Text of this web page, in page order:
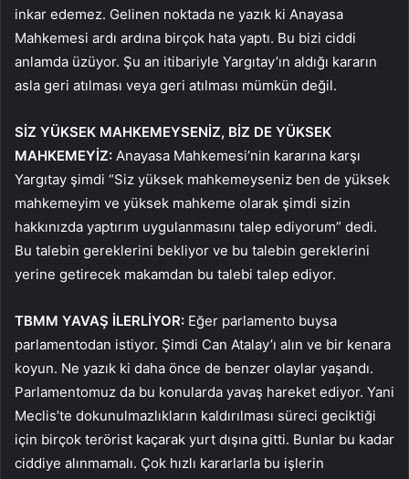
inkar edemez. Gelinen noktada ne yazık ki Anayasa
Mahkemesi ardı ardına birçok hata yaptı. Bu bizi ciddi
anlamda üzüyor. Şu an itibariyle Yargıtay’ın aldığı kararın
asla geri atılması veya geri atılması mümkün değil.
SİZ YÜKSEK MAHKEMEYSENİZ, BİZ DE YÜKSEK
MAHKEMEYİZ: Anayasa Mahkemesi’nin kararına karşı
Yargıtay şimdi “Siz yüksek mahkemeyseniz ben de yüksek
mahkemeyim ve yüksek mahkeme olarak şimdi sizin
hakkınızda yaptırım uygulanmasını talep ediyorum” dedi.
Bu talebin gereklerini bekliyor ve bu talebin gereklerini
yerine getirecek makamdan bu talebi talep ediyor.
TBMM YAVAŞ İLERLİYOR: Eğer parlamento buysa
parlamentodan istiyor. Şimdi Can Atalay’ı alın ve bir kenara
koyun. Ne yazık ki daha önce de benzer olaylar yaşandı.
Parlamentomuz da bu konularda yavaş hareket ediyor. Yani
Meclis’te dokunulmazlıkların kaldırılması süreci geciktiği
için birçok terörist kaçarak yurt dışına gitti. Bunlar bu kadar
ciddiye alınmamalı. Çok hızlı kararlarla bu işlerin